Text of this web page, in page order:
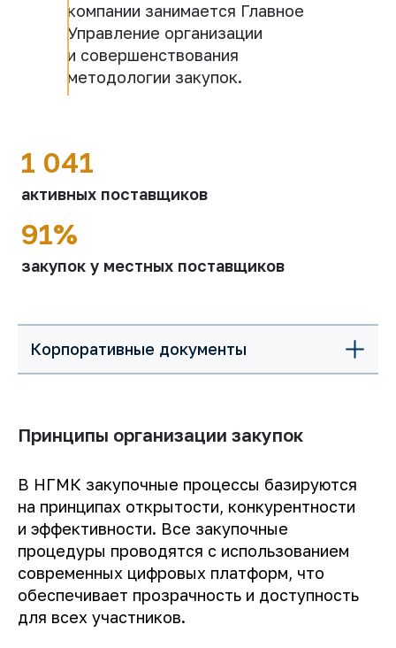
компании занимается Главное
Управление организации
и совершенствования
методологии закупок.
1 041
активных поставщиков
91%
закупок у местных поставщиков
Корпоративные документы
Принципы организации закупок
В НГМК закупочные процессы базируются
на принципах открытости, конкурентности
и эффективности. Все закупочные
процедуры проводятся с использованием
современных цифровых платформ, что
обеспечивает прозрачность и доступность
для всех участников.